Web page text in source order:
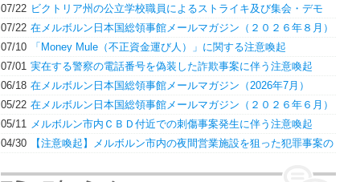
07/22 ビクトリア州の公立学校職員によるストライキ及び集会・デモ
（７月２３日（木））
07/22 在メルボルン日本国総領事館メールマガジン（２０２６年８月）
07/10
「Money Mule（不正資金運び人）」に関する注意喚起
07/01 実在する警察の電話番号を偽装した詐欺事案に伴う注意喚起
06/18 在メルボルン日本国総領事館メールマガジン（2026年7月）
05/22 在メルボルン日本国総領事館メールマガジン（２０２６年６月）
05/11 メルボルン市内ＣＢＤ付近での刺傷事案発生に伴う注意喚起
04/30
【注意喚起】メルボルン市内の夜間営業施設を狙った犯罪事案の